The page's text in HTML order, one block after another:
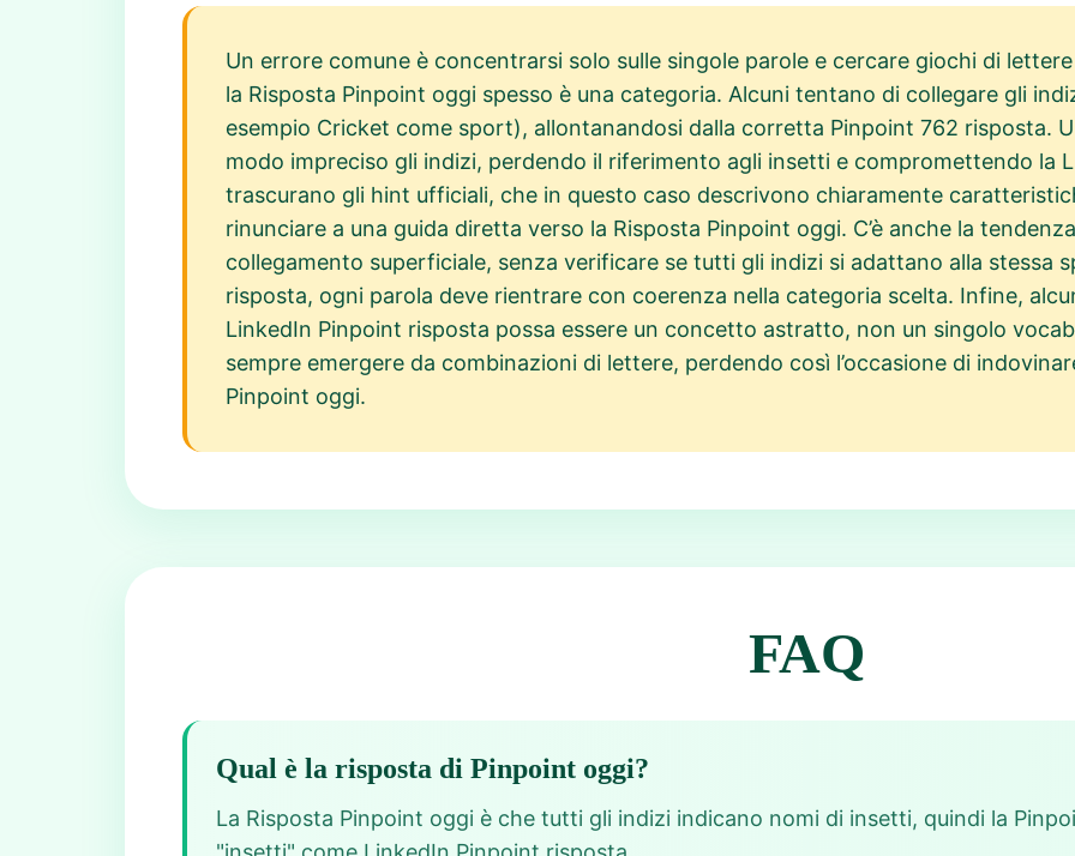
Un errore comune è concentrarsi solo sulle singole parole e cercare giochi di
la Risposta Pinpoint oggi spesso è una categoria. Alcuni tentano di collegare gli
esempio Cricket come sport), allontanandosi dalla corretta Pinpoint 762 risposta.
modo impreciso gli indizi, perdendo il riferimento agli insetti e compromettendo la
trascurano gli hint ufficiali, che in questo caso descrivono chiaramente
rinunciare a una guida diretta verso la Risposta Pinpoint oggi. C’è anche la
collegamento superficiale, senza verificare se tutti gli indizi si adattano alla stessa
risposta, ogni parola deve rientrare con coerenza nella categoria scelta. Infine,
LinkedIn Pinpoint risposta possa essere un concetto astratto, non un singolo
sempre emergere da combinazioni di lettere, perdendo così l’occasione di
Pinpoint oggi.
FAQ
Qual è la risposta di Pinpoint oggi?
La Risposta Pinpoint oggi è che tutti gli indizi indicano nomi di insetti, quindi la